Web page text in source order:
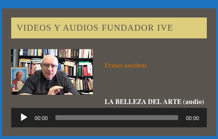
VIDEOS Y AUDIOS FUNDADOR IVE
Frases asesinas
LA BELLEZA DEL ARTE (audio)
Reproductor
de
00:00 00:00